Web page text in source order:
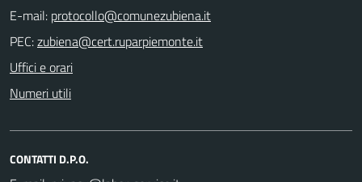
E-mail:
PEC:
Uffici e orari
Numeri utili
CONTATTI D.P.O.